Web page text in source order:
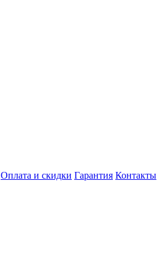
Оплата и скидки Гарантия Контакты